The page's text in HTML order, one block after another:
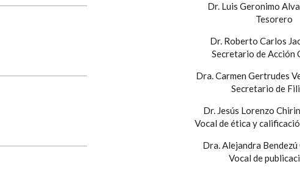
Dr. Luis Geronimo
Tesorero
Dr. Roberto Carlos
Secretario de Acción
Dra. Carmen Gertrudes
Secretario de
Dr. Jesús Lorenzo
Vocal de ética y
Dra. Alejandra Bendezú
Vocal de